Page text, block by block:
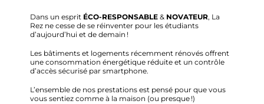
Dans un esprit ÉCO-RESPONSABLE & NOVATEUR, La
Rez ne cesse de se réinventer pour les étudiants
d’aujourd’hui et de demain !
Les bâtiments et logements récemment rénovés offrent
une consommation énergétique réduite et un contrôle
d’accès sécurisé par smartphone.
L’ensemble de nos prestations est pensé pour que vous
vous sentiez comme à la maison (ou presque !)